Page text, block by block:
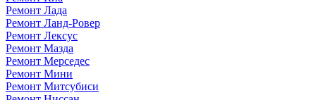
Ремонт Лада
Ремонт Ланд-Ровер
Ремонт Лексус
Ремонт Мазда
Ремонт Мерседес
Ремонт Мини
Ремонт Митсубиси